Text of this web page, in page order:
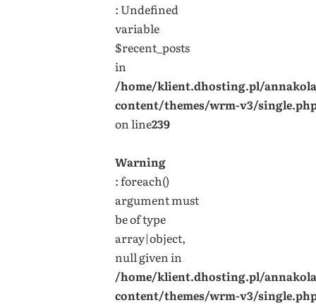
: Undefined
variable
$recent_posts
in
/home/klient.dhosting.pl/
content/themes/wrm-v3/
on line239
Warning
: foreach()
argument must
be of type
array|object,
null given in
/home/klient.dhosting.pl/
content/themes/wrm-v3/